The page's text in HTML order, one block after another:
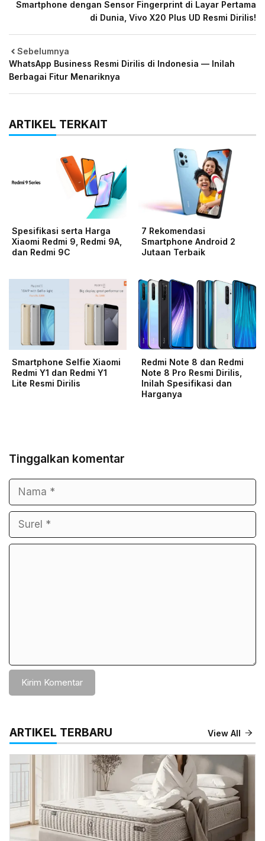
Sebelumnya
WhatsApp Business Resmi Dirilis di Indonesia — Inilah
Berbagai Fitur Menariknya
Smartphone dengan Sensor Fingerprint di Layar Pertama
di Dunia, Vivo X20 Plus UD Resmi Dirilis!
ARTIKEL TERKAIT
Spesifikasi serta Harga
Xiaomi Redmi 9, Redmi 9A,
dan Redmi 9C
7 Rekomendasi
Smartphone Android 2
Jutaan Terbaik
Smartphone Selfie Xiaomi
Redmi Y1 dan Redmi Y1
Lite Resmi Dirilis
Redmi Note 8 dan Redmi
Note 8 Pro Resmi Dirilis,
Inilah Spesifikasi dan
Harganya
Tinggalkan komentar
Nama
Surel
Komentar
ARTIKEL TERBARU View All